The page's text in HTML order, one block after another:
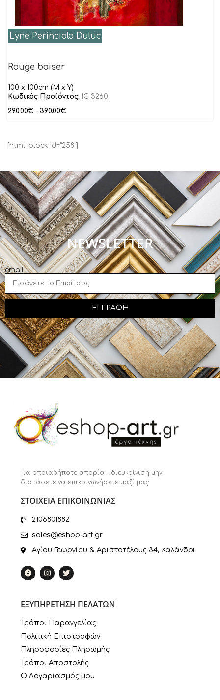
Lyne Perinciolo Duluc
Rouge baiser
100 x 100cm (M x Y)
Κωδικός Προϊόντος:
IG 3260
290.00€ – 390.00€
[html_block id="258"]
NEWSLETTER
email
ΕΓΓΡΑΦΗ
Για οποιαδήποτε απορία – διευκρίνιση μην
διστάσετε να επικοινωνήσετε μαζί μας
ΣΤΟΙΧΕΙΑ ΕΠΙΚΟΙΝΩΝΙΑΣ
2106801882
sales@eshop-art.gr
Αγίου Γεωργίου & Αριστοτέλους 34, Χαλάνδρι
ΕΞΥΠΗΡΕΤΗΣΗ ΠΕΛΑΤΩΝ
Τρόποι Παραγγελίας
Πολιτική Επιστροφών
Πληροφορίες Πληρωμής
Τρόποι Αποστολής
Ο Λογαριασμός μου